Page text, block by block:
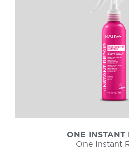
ONE INSTANT
One Instant